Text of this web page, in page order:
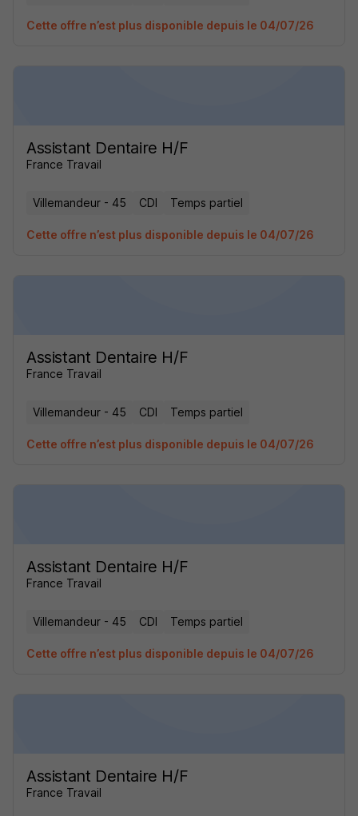
Cette offre n’est plus disponible depuis le 04/07/26
Assistant Dentaire H/F
France Travail
Villemandeur - 45 CDI Temps partiel
Cette offre n’est plus disponible depuis le 04/07/26
Assistant Dentaire H/F
France Travail
Villemandeur - 45 CDI Temps partiel
Cette offre n’est plus disponible depuis le 04/07/26
Assistant Dentaire H/F
France Travail
Villemandeur - 45 CDI Temps partiel
Cette offre n’est plus disponible depuis le 04/07/26
Assistant Dentaire H/F
France Travail